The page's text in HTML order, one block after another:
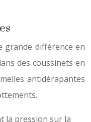
grande différence en
des coussinets en
antidérapantes
la pression sur la